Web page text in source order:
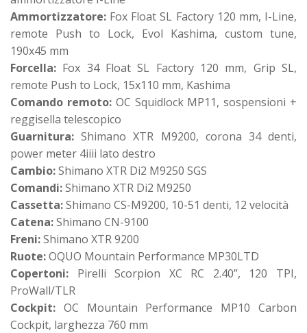
Ammortizzatore: Fox Float SL Factory 120 mm, I-Line,
remote Push to Lock, Evol Kashima, custom tune,
190x45 mm
Forcella: Fox 34 Float SL Factory 120 mm, Grip SL,
remote Push to Lock, 15x110 mm, Kashima
Comando remoto:OC Squidlock MP11, sospensioni +
reggisella telescopico
Guarnitura: Shimano XTR M9200, corona 34 denti,
power meter 4iiii lato destro
Cambio:Shimano XTR Di2 M9250 SGS
Comandi:Shimano XTR Di2 M9250
Cassetta:Shimano CS-M9200, 10-51 denti, 12 velocità
Catena:Shimano CN-9100
Freni:Shimano XTR 9200
Ruote:OQUO Mountain Performance MP30LTD
Copertoni: Pirelli Scorpion XC RC 2.40”, 120 TPI,
ProWall/TLR
Cockpit: OC Mountain Performance MP10 Carbon
Cockpit, larghezza 760 mm